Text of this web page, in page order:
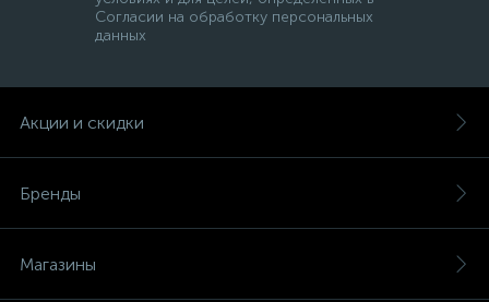
Согласии на обработку персональных
данных
Акции и скидки
Бренды
Магазины